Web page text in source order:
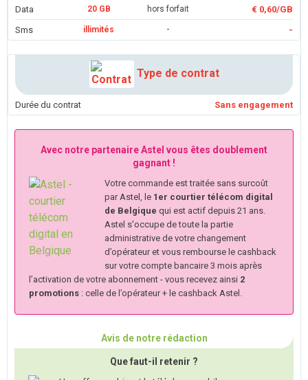
Data
20 GB hors forfait
€ 0,60/GB
Sms
illimités - -
Type de contrat
Durée du contrat Sans engagement
Avec notre partenaire Astel vous êtes doublement
gagnant !
Votre commande est traitée sans surcoût
par Astel, le 1er courtier télécom digital
de Belgique qui est actif depuis 21 ans.
Astel s'occupe de toute la partie
administrative de votre changement
d’opérateur et vous rembourse le cashback
sur votre compte bancaire 3 mois après
l’activation de votre abonnement - vous recevez ainsi 2
promotions : celle de l’opérateur + le cashback Astel.
Avis de notre rédaction
Que faut-il retenir ?